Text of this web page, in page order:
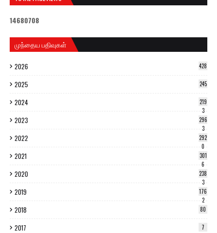
14680708
முந்தைய பதிவுகள்
2026 428
2025 245
2024
219
3
2023
296
3
2022
292
0
2021
301
6
2020
238
3
2019
176
2
2018 80
2017 7